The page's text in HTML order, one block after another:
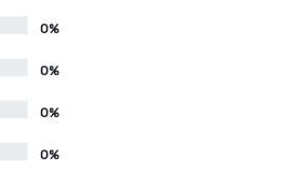
0%
0%
0%
0%